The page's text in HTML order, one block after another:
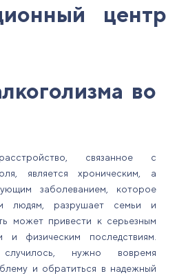
центр
во
связанное с
является хроническим, а
заболеванием, которое
людям, разрушает семьи и
может привести к серьезным
и физическим последствиям.
нужно вовремя
и обратиться в надежный